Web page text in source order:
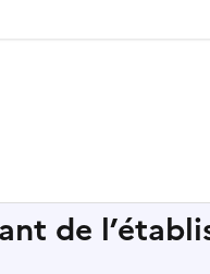
de